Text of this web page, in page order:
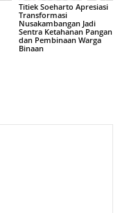
Titiek Soeharto Apresiasi
Transformasi
Nusakambangan Jadi
Sentra Ketahanan Pangan
dan Pembinaan Warga
Binaan